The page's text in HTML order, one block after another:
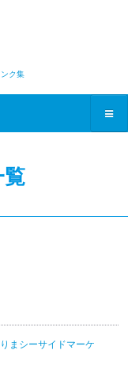
ク集
覧
まシーサイドマーケ